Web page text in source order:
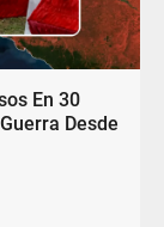
En 30
Desde